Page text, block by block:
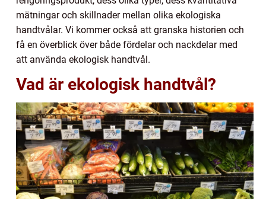
mätningar och skillnader mellan olika ekologiska
handtvålar. Vi kommer också att granska historien och
få en överblick över både fördelar och nackdelar med
att använda ekologisk handtvål.
Vad är ekologisk handtvål?